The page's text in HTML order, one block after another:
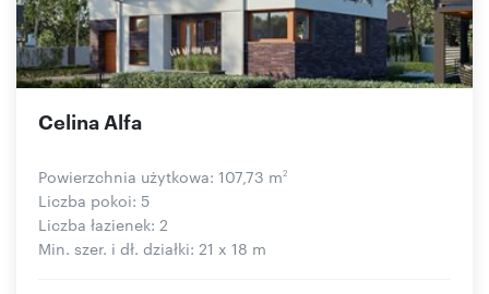
Celina Alfa
Powierzchnia użytkowa: 107,73 m2
Liczba pokoi: 5
Liczba łazienek: 2
Min. szer. i dł. działki: 21 x 18 m